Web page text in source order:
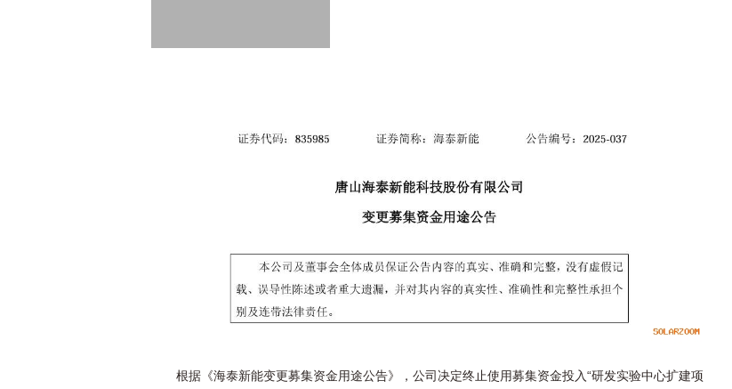
根据《海泰新能变更募集资金用途公告》，公司决定终止使用募集资金投入“研发实验中心扩建项